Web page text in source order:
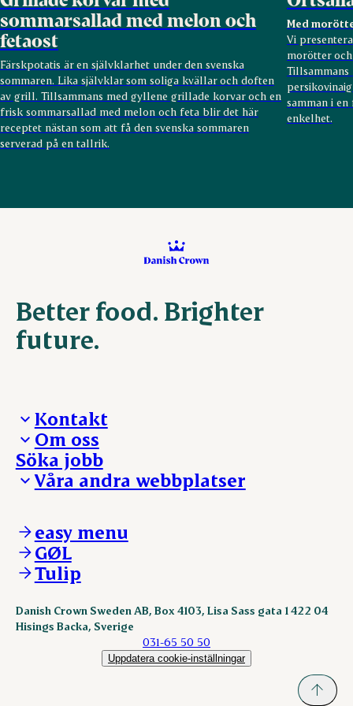
sommarsallad med melon och
fetaost
Färskpotatis är en självklarhet under den svenska
sommaren. Lika självklar som soliga kvällar och doften
av grill. Tillsammans med gyllene grillade korvar och en
frisk sommarsallad med melon och feta blir det här
receptet nästan som att få den svenska sommaren
serverad på en tallrik.
Med
Vi
morötter
Tillsammans
samman i
enkelhet.
Better food. Brighter
future.
Kontakt
Presskontakt – För dig som är journalist
Reklamation
Visselblåsning
Om oss
Vi tar ledningen
Våra ställen
Söka jobb
Våra andra webbplatser
ESS-FOOD.com
KLS.se
nordicspoor.com
sokolow.pl
easy menu
GØL
Tulip
Danish Crown Sweden AB, Box 4103, Lisa Sass gata 1 422 04
Hisings Backa, Sverige
031-65 50 50
Uppdatera cookie-inställningar